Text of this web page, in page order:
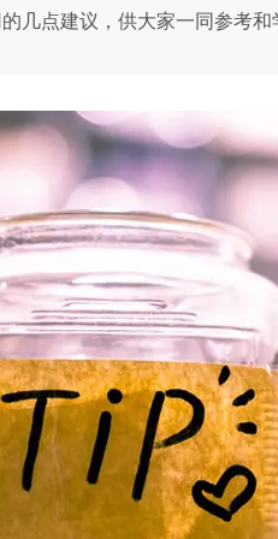
几点建议，供大家一同参考和